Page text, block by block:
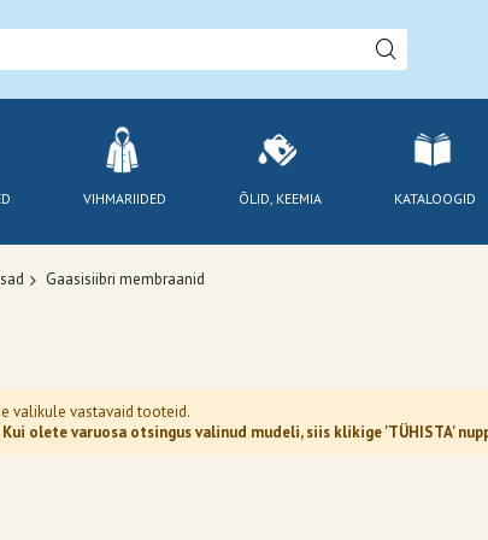
VIHMARIIDED ÕLID, KEEMIA KATALOOGID
Gaasisiibri membraanid
valikule vastavaid tooteid.
Kui olete varuosa otsingus valinud mudeli, siis klikige 'TÜHISTA'